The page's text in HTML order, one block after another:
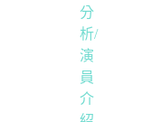
分
析/
演
員
介